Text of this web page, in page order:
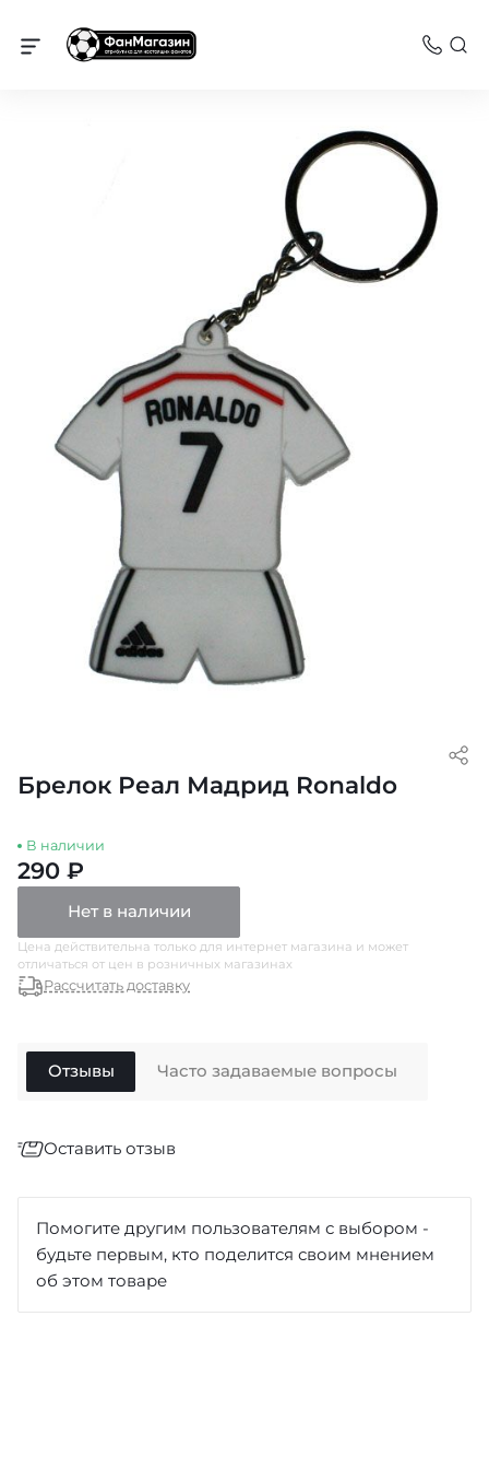
Реал Мадрид
Брелок Реал Мадрид Ronaldo
В наличии
290 ₽
Нет в наличии
Цена действительна только для интернет магазина и может
отличаться от цен в розничных магазинах
Рассчитать доставку
Отзывы
Оставить отзыв
Помогите другим пользователям с выбором -
будьте первым, кто поделится своим мнением
об этом товаре
Часто задаваемые вопросы